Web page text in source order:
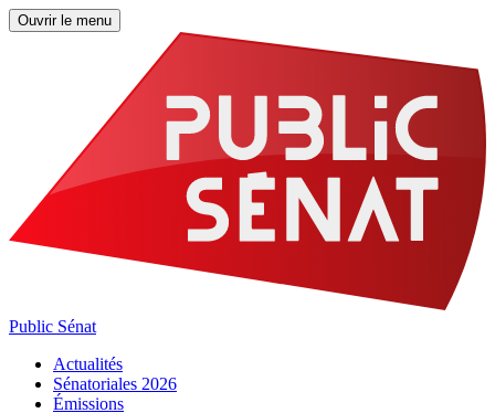
Ouvrir le menu
Public Sénat
Actualités
Sénatoriales 2026
Émissions